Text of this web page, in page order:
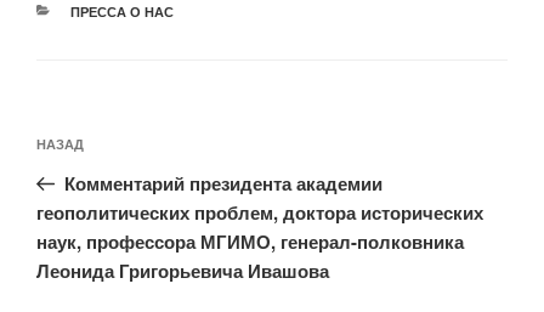
РУБРИКИ
ПРЕССА О НАС
по
записям
Предыдущая
запись:
НАЗАД
Комментарий президента академии
геополитических проблем, доктора исторических
наук, профессора МГИМО, генерал-полковника
Леонида Григорьевича Ивашова